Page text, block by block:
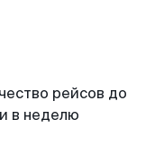
рейсов до
в неделю